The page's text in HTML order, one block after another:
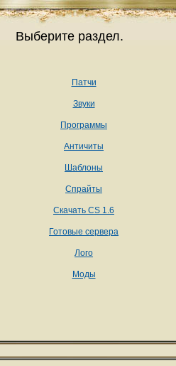
Выберите раздел.
Патчи
Звуки
Программы
Античиты
Шаблоны
Спрайты
Скачать CS 1.6
Готовые сервера
Лого
Моды